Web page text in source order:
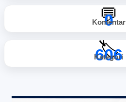
💬
0
Komentar
🏷️
606
Kategori